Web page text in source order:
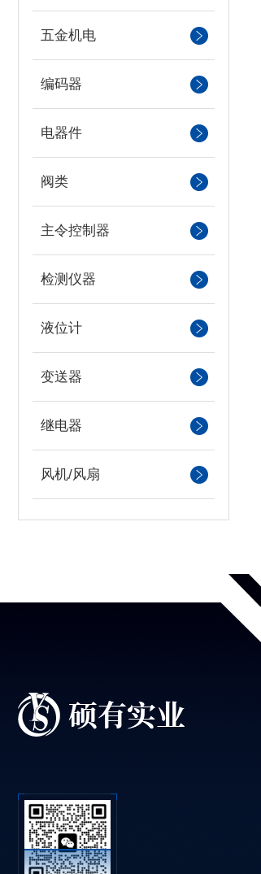
五金机电
编码器
电器件
阀类
主令控制器
检测仪器
液位计
变送器
继电器
风机/风扇